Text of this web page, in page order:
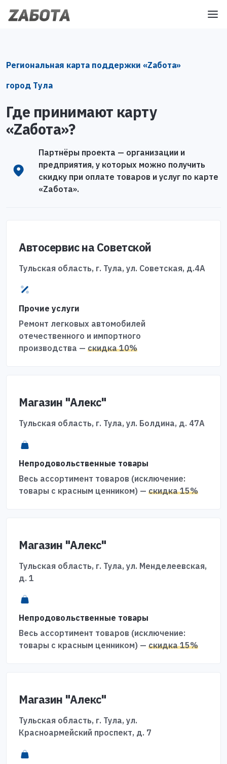
Региональная карта поддержки «Zабота»
город Тула
Где принимают карту
«Zабота»?
Партнёры проекта — организации и
предприятия, у которых можно получить
скидку при оплате товаров и услуг по карте
«Zабота».
Автосервис на Советской
Тульская область, г. Тула, ул. Советская, д.4А
Прочие услуги
Ремонт легковых автомобилей
отечественного и импортного
производства — скидка 10%
Магазин "Алекс"
Тульская область, г. Тула, ул. Болдина, д. 47А
Непродовольственные товары
Весь ассортимент товаров (исключение:
товары с красным ценником) — скидка 15%
Магазин "Алекс"
Тульская область, г. Тула, ул. Менделеевская,
д. 1
Непродовольственные товары
Весь ассортимент товаров (исключение:
товары с красным ценником) — скидка 15%
Магазин "Алекс"
Тульская область, г. Тула, ул.
Красноармейский проспект, д. 7